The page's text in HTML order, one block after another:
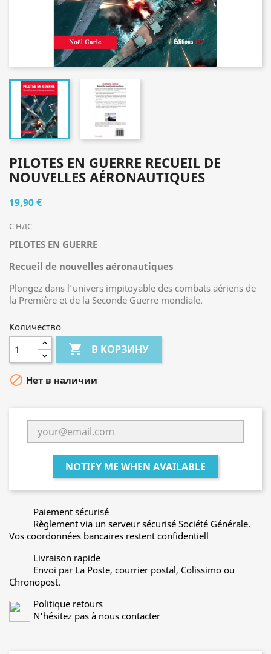
PILOTES EN GUERRE RECUEIL DE
NOUVELLES AÉRONAUTIQUES
19,90 €
С НДС
PILOTES EN GUERRE
Recueil de nouvelles aéronautiques
Plongez dans l’univers impitoyable des combats aériens de
la Première et de la Seconde Guerre mondiale.
Количество
 В КОРЗИНУ
 Нет в наличии
NOTIFY ME WHEN AVAILABLE
Paiement sécurisé
Règlement via un serveur sécurisé Société Générale.
Vos coordonnées bancaires restent confidentiell
Livraison rapide
Envoi par La Poste, courrier postal, Colissimo ou
Chronopost.
Politique retours
N'hésitez pas à nous contacter